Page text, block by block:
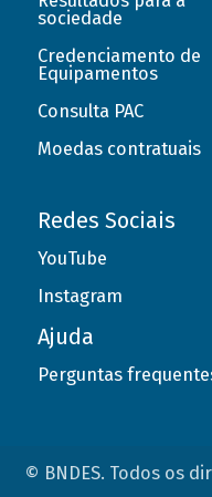
sociedade
Credenciamento de
Equipamentos
Consulta PAC
Moedas contratuais
Redes Sociais
YouTube
Instagram
Ajuda
Perguntas
© BNDES. Todos os